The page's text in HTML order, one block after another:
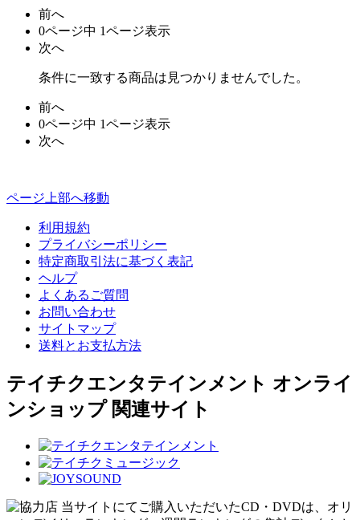
前へ
0ページ中 1ページ表示
次へ
条件に一致する商品は見つかりませんでした。
前へ
0ページ中 1ページ表示
次へ
ページ上部へ移動
利用規約
プライバシーポリシー
特定商取引法に基づく表記
ヘルプ
よくあるご質問
お問い合わせ
サイトマップ
送料とお支払方法
テイチクエンタテインメント オンライ
ンショップ 関連サイト
当サイトにてご購入いただいたCD・DVDは、オリ